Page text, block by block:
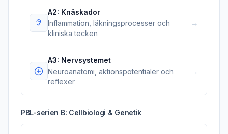
A2: Knäskador
Inflammation, läkningsprocesser och
kliniska tecken
→
A3: Nervsystemet
Neuroanatomi, aktionspotentialer och
reflexer
→
PBL-serien B: Cellbiologi & Genetik